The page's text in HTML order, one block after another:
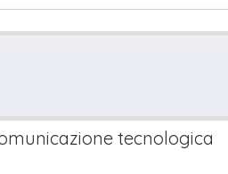
tecnologica